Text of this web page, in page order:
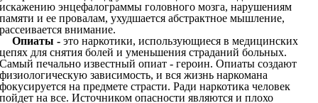
энцефалограммы головного мозга, нарушениям
и ее провалам, ухудшается абстрактное мышление,
внимание.
Опиаты - это наркотики, использующиеся в медицинских
для снятия болей и уменьшения страданий больных.
печально известный опиат - героин. Опиаты создают
зависимость, и вся жизнь наркомана
на предмете страсти. Ради наркотика человек
на все. Источником опасности являются и плохо